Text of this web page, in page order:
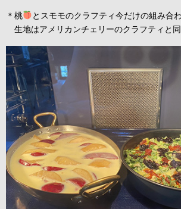
＊桃
とスモモのクラフティ今だけの組み合
生地はアメリカンチェリーのクラフティと